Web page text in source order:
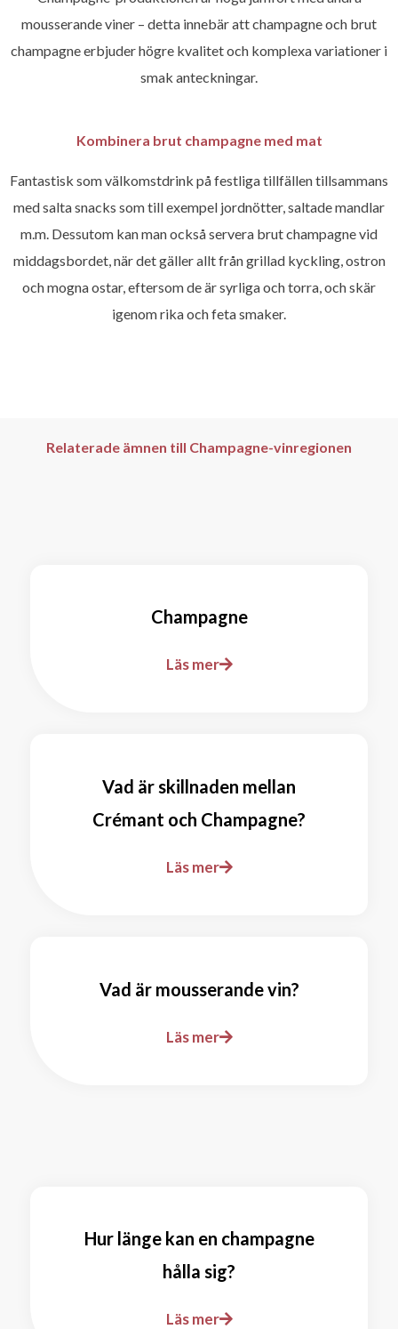
mousserande viner – detta innebär att champagne och brut
champagne erbjuder högre kvalitet och komplexa variationer i
smak anteckningar.
Kombinera brut champagne med mat
Fantastisk som välkomstdrink på festliga tillfällen tillsammans
med salta snacks som till exempel jordnötter, saltade mandlar
m.m. Dessutom kan man också servera brut champagne vid
middagsbordet, när det gäller allt från grillad kyckling, ostron
och mogna ostar, eftersom de är syrliga och torra, och skär
igenom rika och feta smaker.
Relaterade ämnen till Champagne-vinregionen
Champagne
Läs mer
Vad är skillnaden mellan
Crémant och Champagne?
Läs mer
Vad är mousserande vin?
Läs mer
Hur länge kan en champagne
hålla sig?
Läs mer